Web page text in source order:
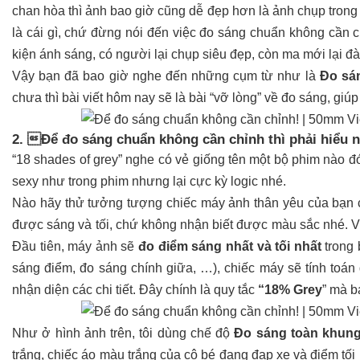
chan hòa thì ảnh bao giờ cũng dễ đẹp hơn là ảnh chụp
là cái gì, chứ đừng nói đến việc đo sáng chuẩn không cần
kiện ánh sáng, có người lại chụp siêu đẹp, còn ma mới lại
Vậy bạn đã bao giờ nghe đến những cụm từ như là Đo
chưa thì bài viết hôm nay sẽ là bài “vỡ lòng” về đo sáng,
2. Để đo sáng chuẩn không cần chỉnh thì phải hiểu
“18 shades of grey” nghe có vẻ giống tên một bộ phim
sexy như trong phim nhưng lại cực kỳ logic nhé.
Nào hãy thử tưởng tượng chiếc máy ảnh thân yêu của bạn
được sáng và tối, chứ không nhận biết được màu sắc nhé.
Đầu tiên, máy ảnh sẽđo điểm sáng nhất và tối nhấttrong
sáng điểm, đo sáng chính giữa, …), chiếc máy sẽ tính
nhận diện các chi tiết. Đây chính là quy tắc “18% Grey” mà
Như ở hình ảnh trên, tôi dùng chế độĐo sáng toàn
trắng, chiếc áo màu trắng của cô bé đang đạp xe và điểm